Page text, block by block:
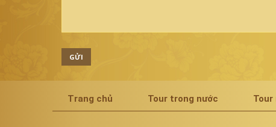
GỬI
Trang chủ Tour trong nước Tour